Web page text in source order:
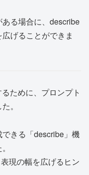
る場合に、describe
げることができま
ために、プロンプト
。
きる「describe」機
現の幅を広げるヒン